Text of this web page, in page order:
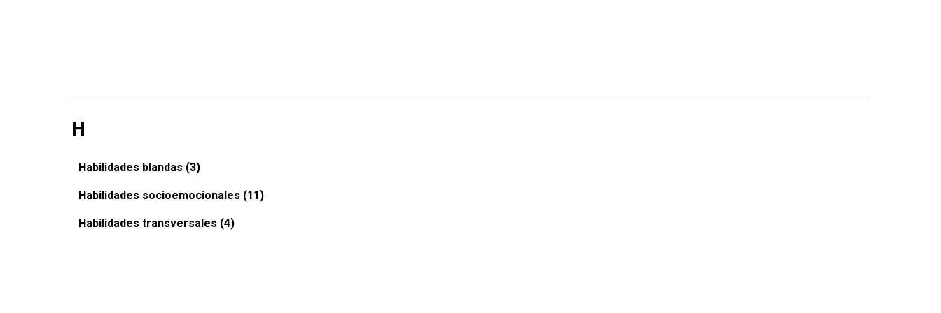
H
Habilidades blandas (3)
Habilidades socioemocionales (11)
Habilidades transversales (4)